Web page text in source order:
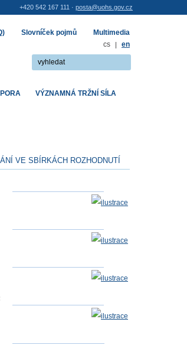
VE SBÍRKÁCH ROZHODNUTÍ
VÝZNAMNÁ TRŽNÍ SÍLA
Slovníček pojmů
Multimedia
cs
| en
+420 542 167 111 · posta@uohs.gov.cz